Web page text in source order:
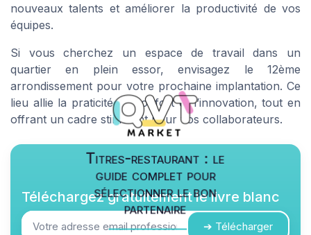
nouveaux talents et améliorer la productivité de vos
équipes.
Si vous cherchez un espace de travail dans un
quartier en plein essor, envisagez le 12ème
arrondissement pour votre prochaine implantation. Ce
lieu allie la praticité, le confort et l’innovation, tout en
offrant un cadre stimulant pour vos collaborateurs.
Titres-restaurant : le
guide complet pour
sélectionner le bon
partenaire
Téléchargez gratuitement le livre blanc
➔ Télécharger